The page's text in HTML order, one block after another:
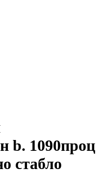
b. 1090проц
стабло